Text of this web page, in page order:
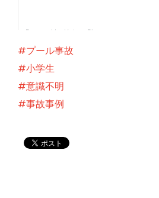
#プール事故
#小学生
#意識不明
#事故事例